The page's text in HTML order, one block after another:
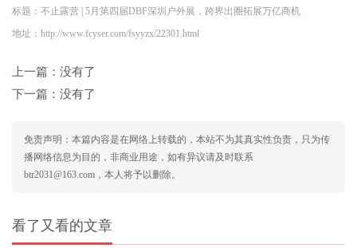
标题：不止露营 | 5月第四届DBF深圳户外展，跨界出圈拓展万亿商机
地址：http://www.fcyser.com/fsyyzx/22301.html
上一篇：没有了
下一篇：没有了
免责声明：本篇内容是在网络上转载的，本站不为其真实性负责，只为传
播网络信息为目的，非商业用途，如有异议请及时联系
btr2031@163.com，本人将予以删除。
看了又看的文章